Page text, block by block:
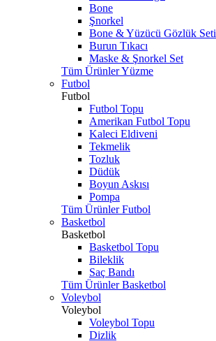
Bone
Şnorkel
Bone & Yüzücü Gözlük Seti
Burun Tıkacı
Maske & Şnorkel Set
Tüm Ürünler Yüzme
Futbol
Futbol
Futbol Topu
Amerikan Futbol Topu
Kaleci Eldiveni
Tekmelik
Tozluk
Düdük
Boyun Askısı
Pompa
Tüm Ürünler Futbol
Basketbol
Basketbol
Basketbol Topu
Bileklik
Saç Bandı
Tüm Ürünler Basketbol
Voleybol
Voleybol
Voleybol Topu
Dizlik